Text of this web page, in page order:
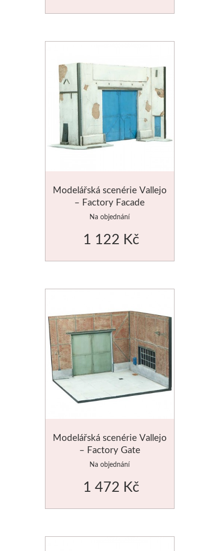
Modelářská scenérie Vallejo
– Factory Facade
Na objednání
1 122 Kč
Modelářská scenérie Vallejo
– Factory Gate
Na objednání
1 472 Kč